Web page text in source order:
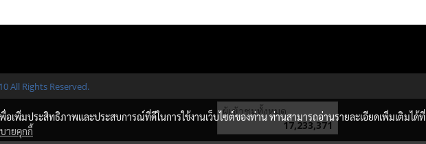
All Rights Reserved.
ผู้เข้าชมทั้งหมด
17,233,371
พื่อเพิ่มประสิทธิภาพและประสบการณ์ที่ดีในการใช้งานเว็บไซต์ของท่าน ท่านสามารถอ่านรายละเอียดเพิ่มเติมได้ที่
ายคุกกี้